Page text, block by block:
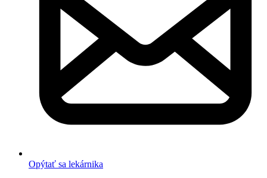
Opýtať sa lekárnika